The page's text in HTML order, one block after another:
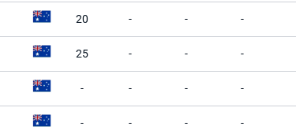
20 - - -
25 - - -
- - - -
- - - -